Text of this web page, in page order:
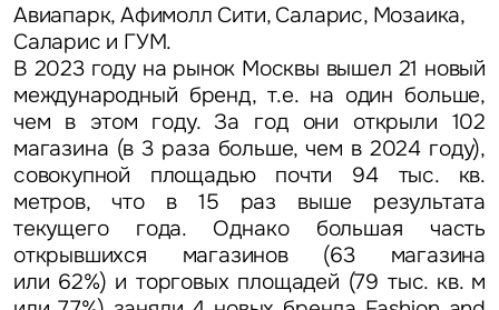
Авиапарк, Афимолл Сити, Саларис, Мозаика,
Саларис и ГУМ.
В 2023 году на рынок Москвы вышел 21 новый
международный бренд, т.е. на один больше,
чем в этом году. За год они открыли 102
магазина (в 3 раза больше, чем в 2024 году),
совокупной площадью почти 94 тыс. кв.
метров, что в 15 раз выше результата
текущего года. Однако большая часть
открывшихся магазинов (63 магазина
или 62%) и торговых площадей (79 тыс. кв. м